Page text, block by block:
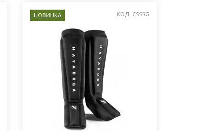
НОВИНКА КОД: CSSSG